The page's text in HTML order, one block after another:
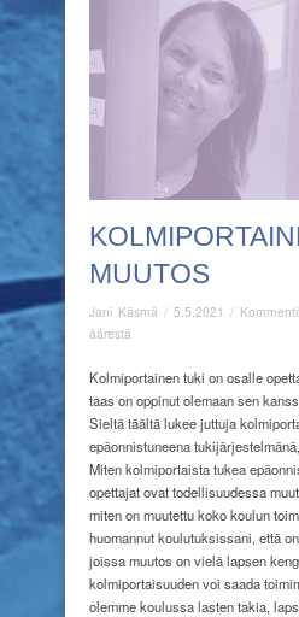
MUUTOS
Jani Käsmä / 5.5.2021 /
äärestä
Kolmiportainen tuki on osalle
taas on oppinut olemaan sen
Sieltä täältä lukee juttuja
epäonnistuneena
Miten kolmiportaista tukea
opettajat ovat todellisuudessa
miten on muutettu koko koulun
huomannut koulutuksissani, että
joissa muutos on vielä lapsen
kolmiportaisuuden voi saada
olemme koulussa lasten takia,